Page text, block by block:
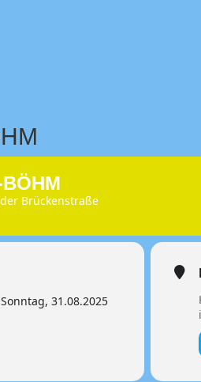
Brückenstraße
Sonntag, 31.08.2025